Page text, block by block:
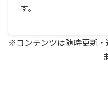
す。
※コンテンツは随時更新